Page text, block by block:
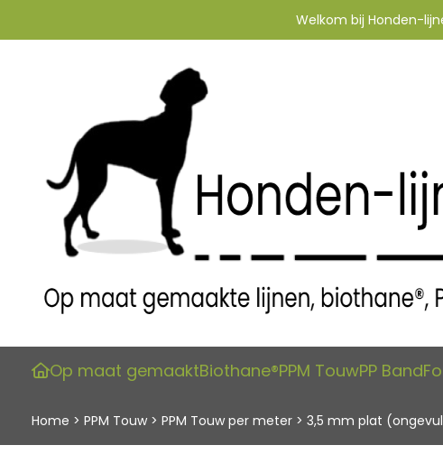
Welkom bij Honden-
Op maat gemaaktBiothane®PPM TouwPP Band
Home > PPM Touw > PPM Touw per meter > 3,5 mm plat